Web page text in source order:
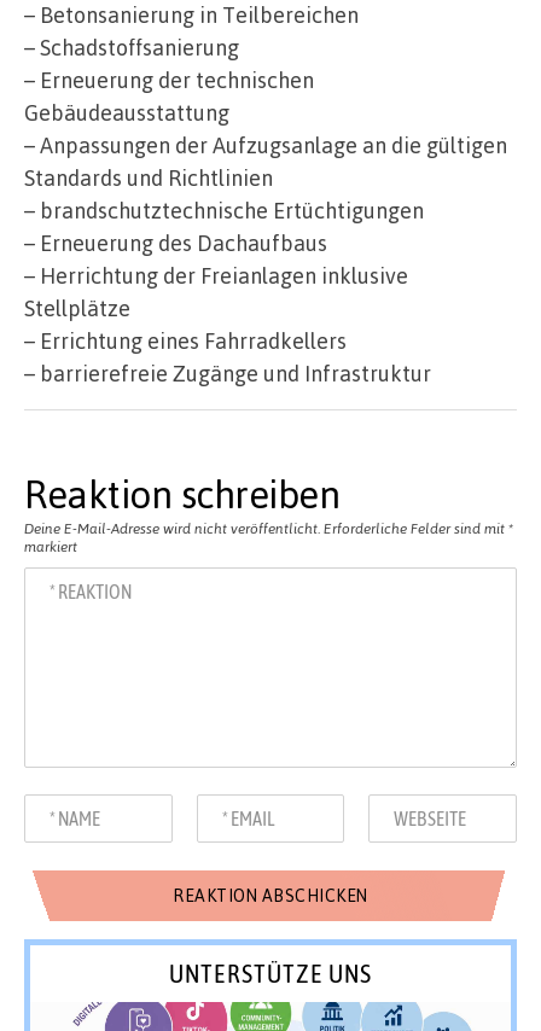
– Betonsanierung in Teilbereichen
– Schadstoffsanierung
– Erneuerung der technischen
Gebäudeausstattung
– Anpassungen der Aufzugsanlage an die gültigen
Standards und Richtlinien
– brandschutztechnische Ertüchtigungen
– Erneuerung des Dachaufbaus
– Herrichtung der Freianlagen inklusive
Stellplätze
– Errichtung eines Fahrradkellers
– barrierefreie Zugänge und Infrastruktur
Reaktion schreiben
Deine E-Mail-Adresse wird nicht veröffentlicht. Erforderliche Felder sind mit *
markiert
UNTERSTÜTZE UNS